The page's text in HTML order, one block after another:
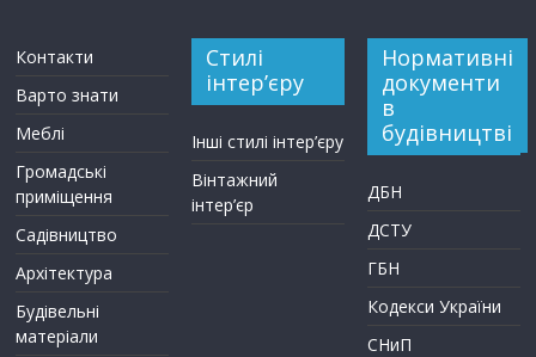
Контакти
Варто знати
Меблі
Громадські
приміщення
Садівництво
Архітектура
Будівельні
матеріали
Стилі
інтер’єру
Інші стилі інтер’єру
Вінтажний
інтер’єр
Нормативні
документи
в
будівництві
ДБН
ДСТУ
ГБН
Кодекси України
СНиП